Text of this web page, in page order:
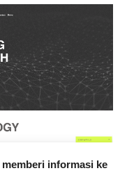
memberi informasi ke